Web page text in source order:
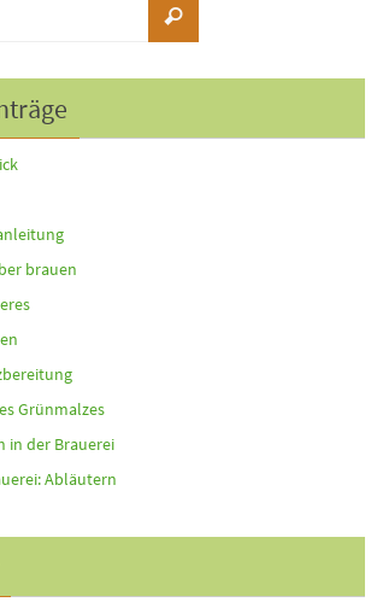
brauen
Grünmalzes
in der Brauerei
Abläutern